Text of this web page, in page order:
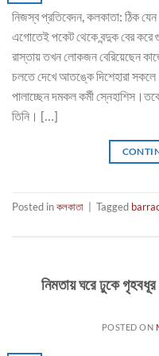
নিজস্ব প্রতিবেদন, কলকাতা: ঠিক
এগোতেই পকেট থেকে বন্দুক বের
রাস্তায় তখন লোকজন বেরিয়েছেন
চলতে দেখে আতঙ্কে দিশেহারা
পালাচ্ছেন দমকল কর্মী
তিনি। […]
Posted inকলকাতা Tagged
নিমতায় ঘরে ঢুকে গৃহবধূর
POSTED ON